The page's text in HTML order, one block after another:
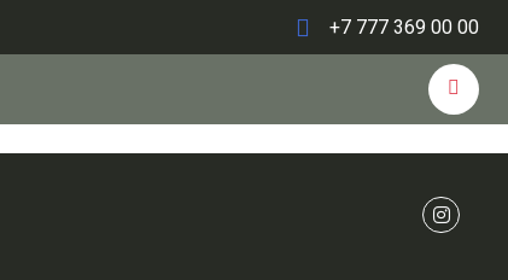
+7 777 369 00 00